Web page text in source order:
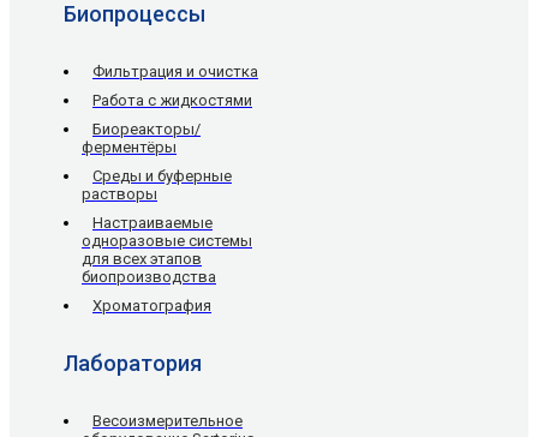
Биопроцессы
Фильтрация и очистка
Работа с жидкостями
Биореакторы/
ферментёры
Среды и буферные
растворы
Настраиваемые
одноразовые системы
для всех этапов
биопроизводства
Хроматография
Лаборатория
Весоизмерительное